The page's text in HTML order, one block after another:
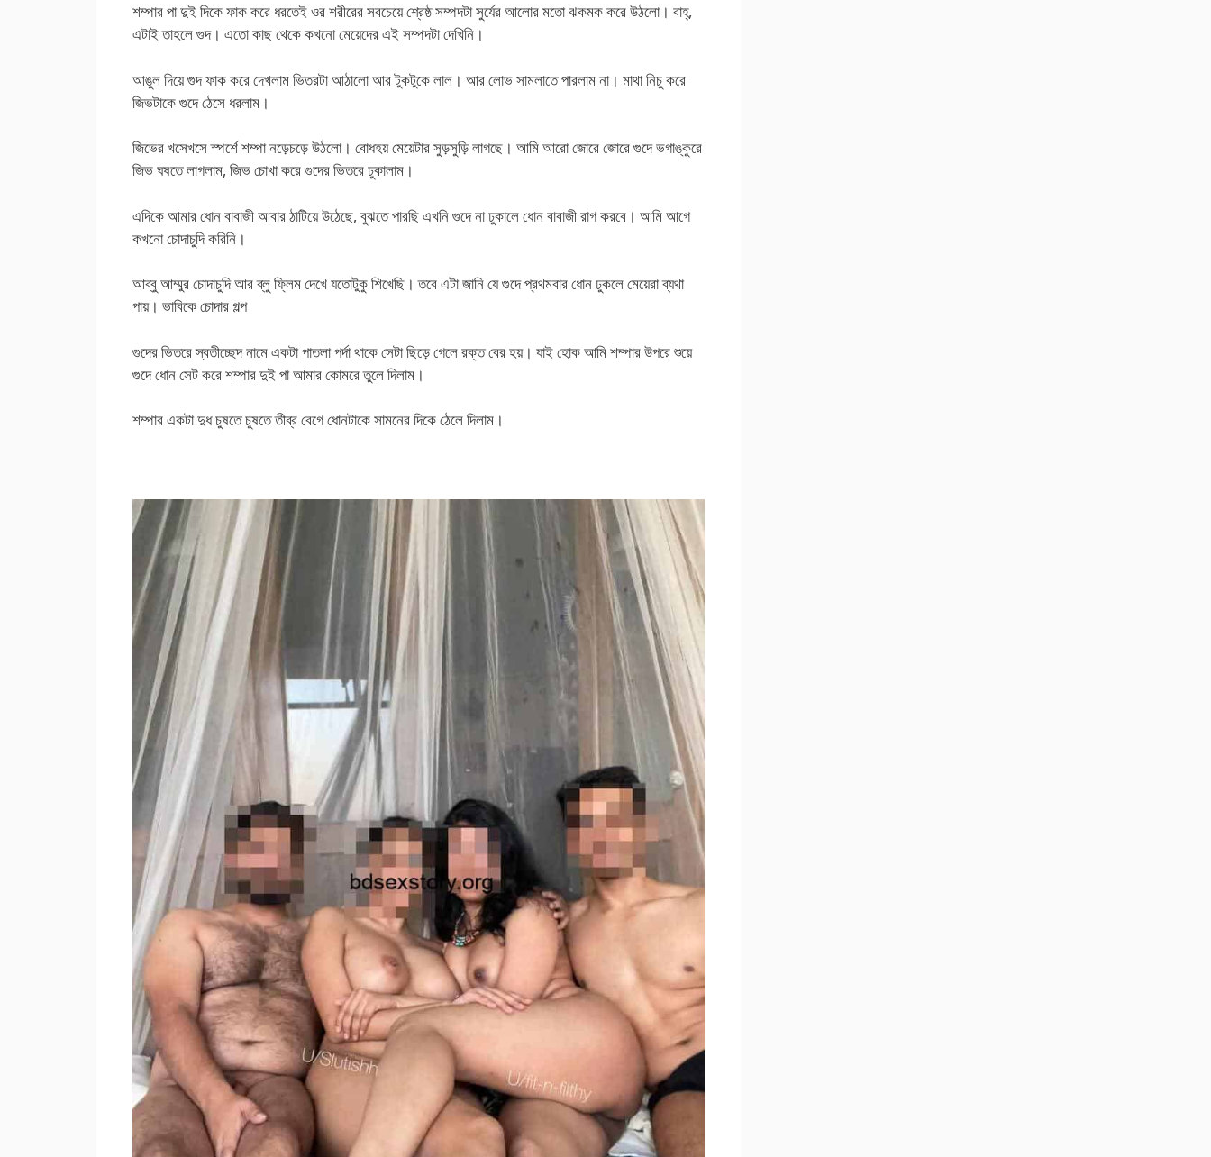
শম্পার পা দুই দিকে ফাক করে ধরতেই ওর শরীরের সবচেয়ে শ্রেষ্ঠ সম্পদটা সুর্যের আলোর মতো ঝকমক করে উঠলো। বাহ্,
এটাই তাহলে গুদ। এতো কাছ থেকে কখনো মেয়েদের এই সম্পদটা দেখিনি।
আঙুল দিয়ে গুদ ফাক করে দেখলাম ভিতরটা আঠালো আর টুকটুকে লাল। আর লোভ সামলাতে পারলাম না। মাথা নিচু করে
জিভটাকে গুদে ঠেসে ধরলাম।
জিভের খসেখসে স্পর্শে শম্পা নড়েচড়ে উঠলো। বোধহয় মেয়েটার সুড়সুড়ি লাগছে। আমি আরো জোরে জোরে গুদে ভগাঙ্কুরে
জিভ ঘষতে লাগলাম, জিভ চোখা করে গুদের ভিতরে ঢুকালাম।
এদিকে আমার ধোন বাবাজী আবার ঠাটিয়ে উঠেছে, বুঝতে পারছি এখনি গুদে না ঢুকালে ধোন বাবাজী রাগ করবে। আমি আগে
কখনো চোদাচুদি করিনি।
আব্বু আম্মুর চোদাচুদি আর ব্লু ফ্লিম দেখে যতোটুকু শিখেছি। তবে এটা জানি যে গুদে প্রথমবার ধোন ঢুকলে মেয়েরা ব্যথা
পায়। ভাবিকে চোদার গল্প
গুদের ভিতরে স্বতীচ্ছেদ নামে একটা পাতলা পর্দা থাকে সেটা ছিড়ে গেলে রক্ত বের হয়। যাই হোক আমি শম্পার উপরে শুয়ে
গুদে ধোন সেট করে শম্পার দুই পা আমার কোমরে তুলে দিলাম।
শম্পার একটা দুধ চুষতে চুষতে তীব্র বেগে ধোনটাকে সামনের দিকে ঠেলে দিলাম।